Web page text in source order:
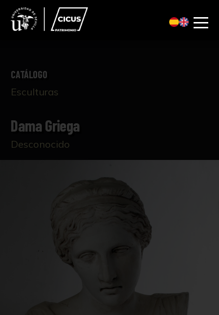
CATÁLOGO
Esculturas
Dama Griega
Desconocido